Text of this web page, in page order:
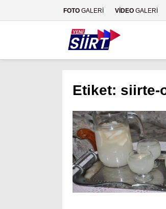
FOTO GALERİ VİDEO GALERİ
Etiket: siirte-